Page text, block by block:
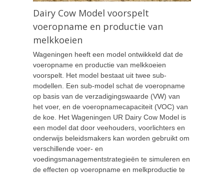
Dairy Cow Model voorspelt
voeropname en productie van
melkkoeien
Wageningen heeft een model ontwikkeld dat de
voeropname en productie van melkkoeien
voorspelt. Het model bestaat uit twee sub-
modellen. Een sub-model schat de voeropname
op basis van de verzadigingswaarde (VW) van
het voer, en de voeropnamecapaciteit (VOC) van
de koe. Het Wageningen UR Dairy Cow Model is
een model dat door veehouders, voorlichters en
onderwijs beleidsmakers kan worden gebruikt om
verschillende voer- en
voedingsmanagementstrategieën te simuleren en
de effecten op voeropname en melkproductie te